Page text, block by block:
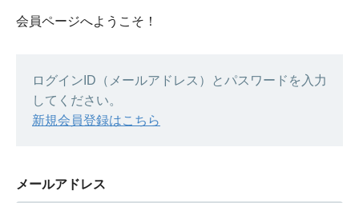
会員ページへようこそ！
ログインID（メールアドレス）とパスワードを入力
してください。
新規会員登録はこちら
メールアドレス